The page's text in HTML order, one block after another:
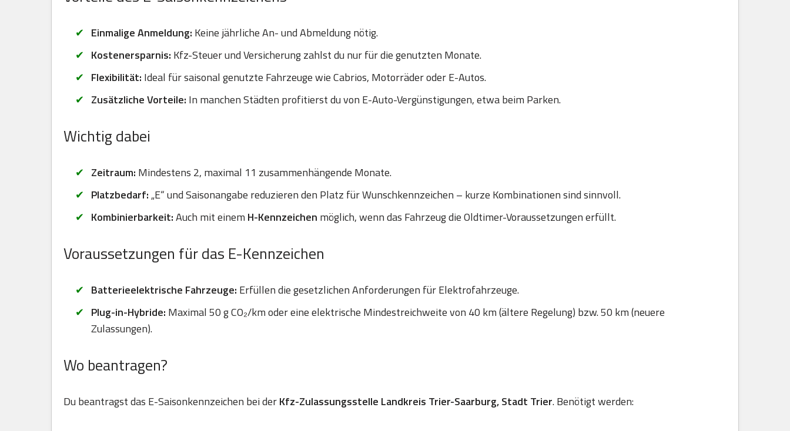
Einmalige Anmeldung: Keine jährliche An- und Abmeldung nötig.
Kostenersparnis: Kfz-Steuer und Versicherung zahlst du nur für die genutzten Monate.
Flexibilität: Ideal für saisonal genutzte Fahrzeuge wie Cabrios, Motorräder oder E-Autos.
Zusätzliche Vorteile: In manchen Städten profitierst du von E-Auto-Vergünstigungen, etwa beim Parken.
Wichtig dabei
Zeitraum: Mindestens 2, maximal 11 zusammenhängende Monate.
Platzbedarf:„E“ und Saisonangabe reduzieren den Platz für Wunschkennzeichen – kurze Kombinationen sind sinnvoll.
Kombinierbarkeit:Auch mit einem H-Kennzeichen möglich, wenn das Fahrzeug die Oldtimer-Voraussetzungen erfüllt.
Voraussetzungen für das E-Kennzeichen
Batterieelektrische Fahrzeuge: Erfüllen die gesetzlichen Anforderungen für Elektrofahrzeuge.
Plug-in-Hybride: Maximal 50 g CO₂/km oder eine elektrische Mindestreichweite von 40 km (ältere Regelung) bzw. 50 km (neuere
Zulassungen).
Wo beantragen?
Du beantragst das E-Saisonkennzeichen bei derKfz-Zulassungsstelle Landkreis Trier-Saarburg, Stadt Trier. Benötigt werden: